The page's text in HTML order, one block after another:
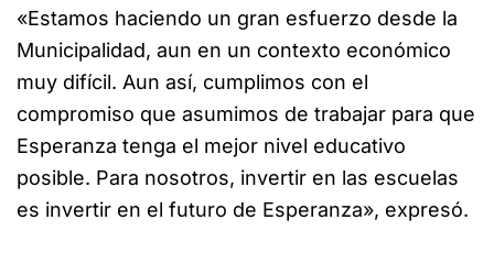
«Estamos haciendo un gran esfuerzo desde la
Municipalidad, aun en un contexto económico
muy difícil. Aun así, cumplimos con el
compromiso que asumimos de trabajar para que
Esperanza tenga el mejor nivel educativo
posible. Para nosotros, invertir en las escuelas
es invertir en el futuro de Esperanza», expresó.